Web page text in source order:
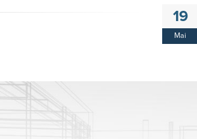
19
Mai